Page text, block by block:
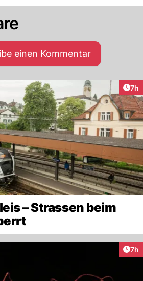
einen Kommentar
7h
– Strassen beim
7h